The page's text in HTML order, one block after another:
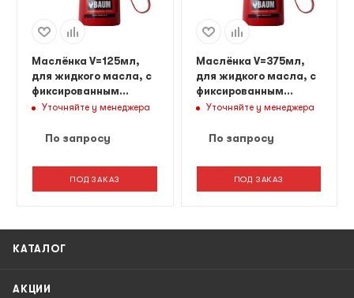
Маслёнка V=125мл,
для жидкого масла, с
фиксированным
носиком
Уточняйте у менеджера
По запросу
ПОД ЗАКАЗ
Маслёнка V=375мл,
для жидкого масла, с
фиксированным
носиком
Уточняйте у менеджера
По запросу
ПОД ЗАКАЗ
КАТАЛОГ
АКЦИИ